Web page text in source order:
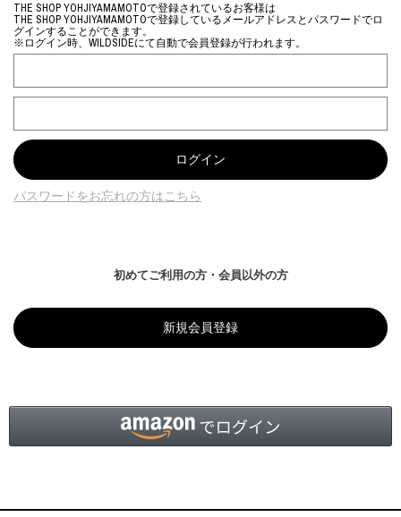
THE SHOP YOHJIYAMAMOTOで登録されているお客様は
THE SHOP YOHJIYAMAMOTOで登録しているメールアドレスとパスワードでロ
グインすることができます。
※ログイン時、WILDSIDEにて自動で会員登録が行われます。
パスワードをお忘れの方はこちら
初めてご利用の方・会員以外の方